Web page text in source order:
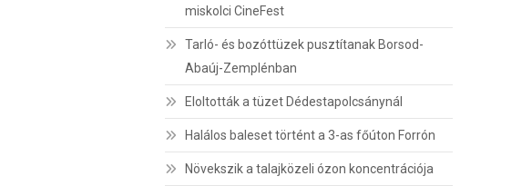
miskolci CineFest
Tarló- és bozóttüzek pusztítanak Borsod-
Abaúj-Zemplénban
Eloltották a tüzet Dédestapolcsánynál
Halálos baleset történt a 3-as főúton Forrón
Növekszik a talajközeli ózon koncentrációja